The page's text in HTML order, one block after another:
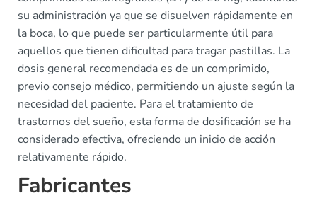
su administración ya que se disuelven rápidamente en
la boca, lo que puede ser particularmente útil para
aquellos que tienen dificultad para tragar pastillas. La
dosis general recomendada es de un comprimido,
previo consejo médico, permitiendo un ajuste según la
necesidad del paciente. Para el tratamiento de
trastornos del sueño, esta forma de dosificación se ha
considerado efectiva, ofreciendo un inicio de acción
relativamente rápido.
Fabricantes